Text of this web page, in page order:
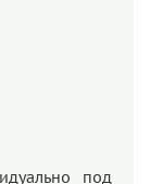
под